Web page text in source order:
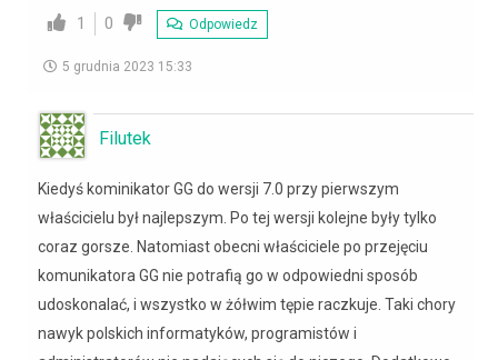
1 0 Odpowiedz
5 grudnia 2023 15:33
Filutek
Kiedyś kominikator GG do wersji 7.0 przy pierwszym
właścicielu był najlepszym. Po tej wersji kolejne były tylko
coraz gorsze. Natomiast obecni właściciele po przejęciu
komunikatora GG nie potrafią go w odpowiedni sposób
udoskonalać, i wszystko w żółwim tępie raczkuje. Taki chory
nawyk polskich informatyków, programistów i